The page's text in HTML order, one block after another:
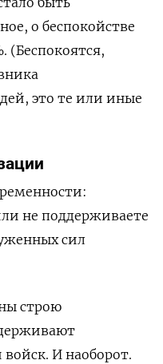
о беспокойстве
(Беспокоятся,
это те или иные
не поддерживаете
сил
строю
И наоборот.